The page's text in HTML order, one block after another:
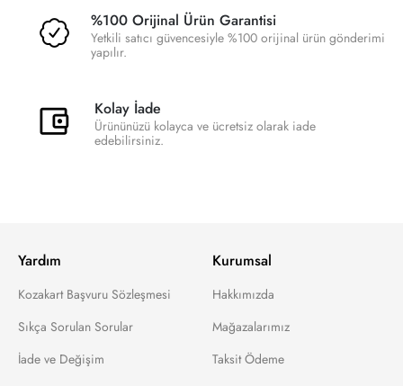
%100 Orijinal Ürün Garantisi
Yetkili satıcı güvencesiyle %100 orijinal ürün gönderimi
yapılır.
Kolay İade
Ürününüzü kolayca ve ücretsiz olarak iade
edebilirsiniz.
Yardım
Kozakart Başvuru Sözleşmesi
Sıkça Sorulan Sorular
İade ve Değişim
Kurumsal
Hakkımızda
Mağazalarımız
Taksit Ödeme